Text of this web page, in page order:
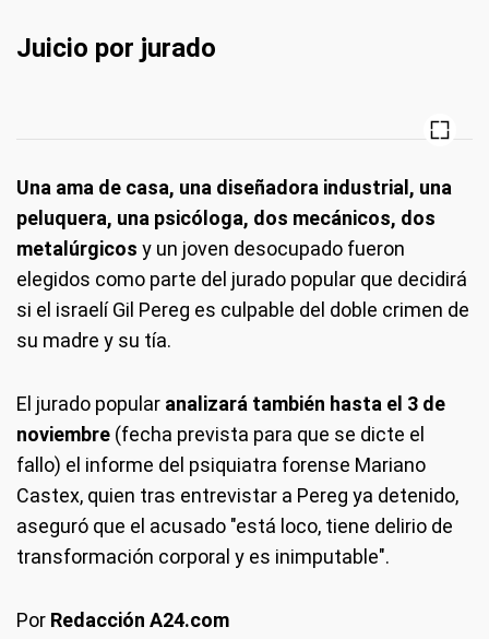
Juicio por jurado
Una ama de casa, una diseñadora industrial, una
peluquera, una psicóloga, dos mecánicos, dos
metalúrgicos y un joven desocupado fueron
elegidos como parte del jurado popular que decidirá
si el israelí Gil Pereg es culpable del doble crimen de
su madre y su tía.
El jurado popular analizará también hasta el 3 de
noviembre (fecha prevista para que se dicte el
fallo) el informe del psiquiatra forense Mariano
Castex, quien tras entrevistar a Pereg ya detenido,
aseguró que el acusado "está loco, tiene delirio de
transformación corporal y es inimputable".
Por Redacción A24.com